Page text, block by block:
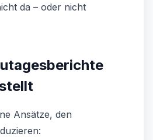
da – oder nicht
Ansätze, den